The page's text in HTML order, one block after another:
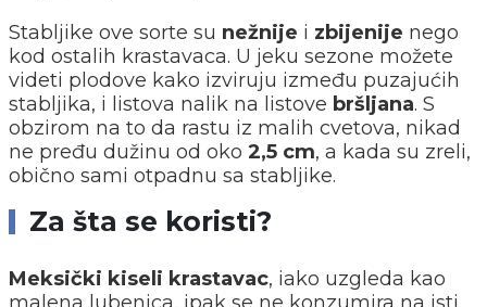
Stabljike ove sorte su nežnije i zbijenije nego
kod ostalih krastavaca. U jeku sezone možete
videti plodove kako izviruju između puzajućih
stabljika, i listova nalik na listove bršljana. S
obzirom na to da rastu iz malih cvetova, nikad
ne pređu dužinu od oko 2,5 cm, a kada su zreli,
obično sami otpadnu sa stabljike.
Za šta se koristi?
Meksički kiseli krastavac, iako uzgleda kao